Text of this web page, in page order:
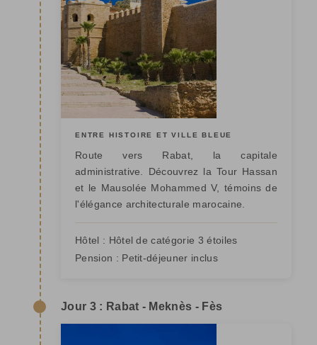
ENTRE HISTOIRE ET VILLE BLEUE
Route vers Rabat, la capitale
administrative. Découvrez la Tour Hassan
et le Mausolée Mohammed V, témoins de
l'élégance architecturale marocaine.
Hôtel : Hôtel de catégorie 3 étoiles
Pension : Petit-déjeuner inclus
Jour 3 : Rabat - Meknès - Fès